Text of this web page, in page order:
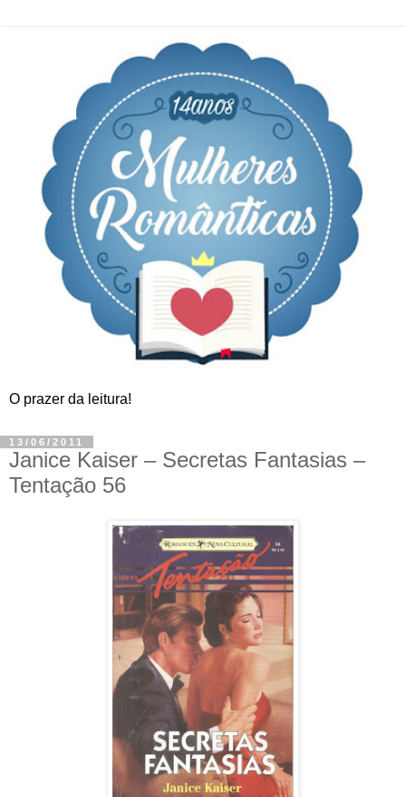
O prazer da leitura!
13/06/2011
Janice Kaiser – Secretas Fantasias –
Tentação 56